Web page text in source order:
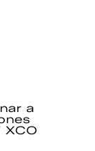
a
XCO